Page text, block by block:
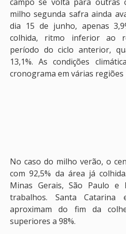
milho segunda safra ainda
dia 15 de junho, apenas
colhida, ritmo inferior ao
período do ciclo anterior,
13,1%. As condições
cronograma em várias
No caso do milho verão, o
com 92,5% da área já
Minas Gerais, São Paulo e
trabalhos. Santa
aproximam do fim da
superiores a 98%.